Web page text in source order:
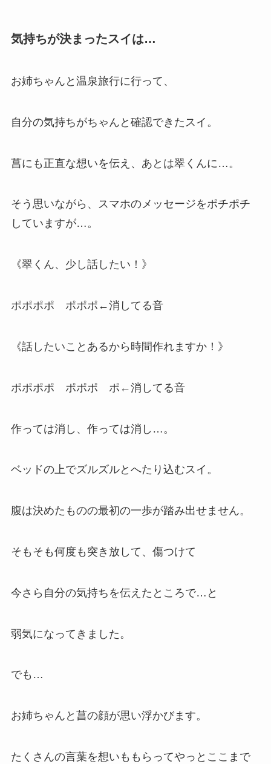
気持ちが決まったスイは…
お姉ちゃんと温泉旅行に行って、
自分の気持ちがちゃんと確認できたスイ。
菖にも正直な想いを伝え、あとは翠くんに…。
そう思いながら、スマホのメッセージをポチポチ
していますが…。
《翠くん、少し話したい！》
ポポポポ ポポポ←消してる音
《話したいことあるから時間作れますか！》
ポポポポ ポポポ ポ←消してる音
作っては消し、作っては消し…。
ベッドの上でズルズルとへたり込むスイ。
腹は決めたものの最初の一歩が踏み出せません。
そもそも何度も突き放して、傷つけて
今さら自分の気持ちを伝えたところで…と
弱気になってきました。
でも…
お姉ちゃんと菖の顔が思い浮かびます。
たくさんの言葉を想いももらってやっとここまで